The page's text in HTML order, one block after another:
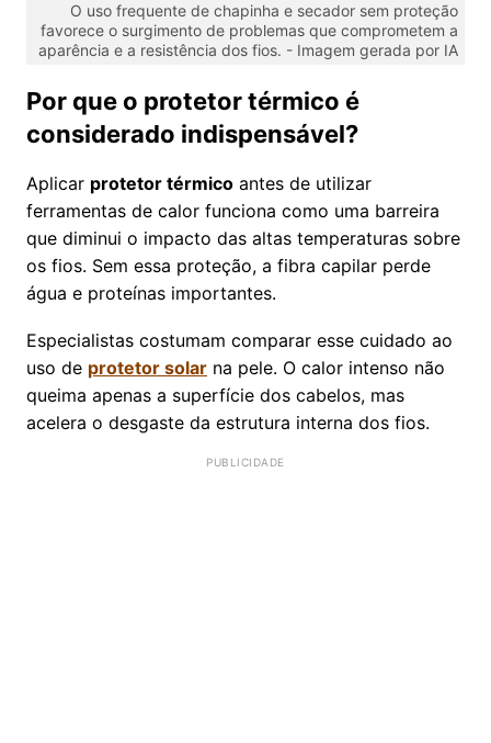
O uso frequente de chapinha e secador sem proteção
favorece o surgimento de problemas que comprometem a
aparência e a resistência dos fios. - Imagem gerada por IA
Por que o protetor térmico é
considerado indispensável?
Aplicar protetor térmico antes de utilizar
ferramentas de calor funciona como uma barreira
que diminui o impacto das altas temperaturas sobre
os fios. Sem essa proteção, a fibra capilar perde
água e proteínas importantes.
Especialistas costumam comparar esse cuidado ao
uso de protetor solar na pele. O calor intenso não
queima apenas a superfície dos cabelos, mas
acelera o desgaste da estrutura interna dos fios.